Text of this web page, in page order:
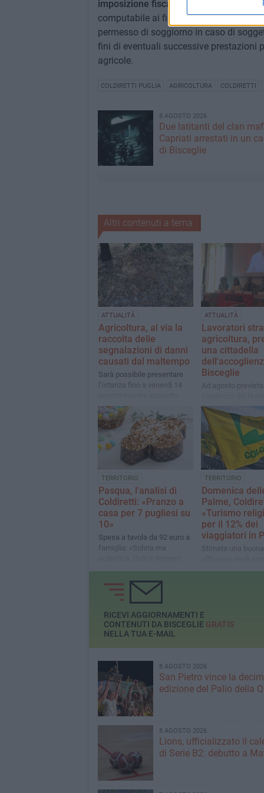
imposizione fiscale
, cumulabile con
computabile ai fini della
permesso di soggiorno in caso di
fini di eventuali successive prestazioni
agricole.
COLDIRETTI PUGLIA AGRICOLTURA COLDIRETTI
8 AGOSTO 2026
Due latitanti del clan
Capriati arrestati in un
di Bisceglie
Altri contenuti a tema
ATTUALITÀ
Agricoltura, al via la
raccolta delle
segnalazioni di danni
causati dal maltempo
Sarà possibile presentare
l’istanza fino a venerdì 14
modulo
ATTUALITÀ
Lavoratori
agricoltura,
una cittadella
Bisceglie
Ad agosto
finanziati dal Pnrr.
(segretario
Cgil):
non tornerà più».
«Progetto unico
TERRITORIO
Pasqua, l'analisi di
Coldiretti: «Pranzo a
casa per 7 pugliesi su
10»
Spesa a tavola da 92 euro a
famiglia: «Sobria ma
calo rispetto allo scorso
TERRITORIO
Domenica
Palme,
«Turismo
per il 12% dei
viaggiatori in
Stimata una buona
affluenza negli
per i pranzi e una
RICEVI AGGIORNAMENTI E
CONTENUTI DA BISCEGLIE GRATIS
NELLA TUA E-MAIL
8 AGOSTO 2026
San Pietro vince la
edizione del Palio della
8 AGOSTO 2026
Lions, ufficializzato il
di Serie B2: debutto a